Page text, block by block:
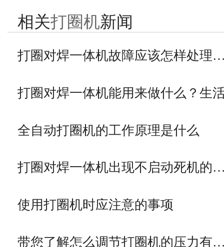
相关打圈机新闻
打圈对焊一体机故障应该怎样处理
打圈对焊一体机能用来做什么？生
全自动打圈机的工作原理是什么
打圈对焊一体机出现不启动死机的
使用打圈机时应注意的事项
带您了解怎么调节打圈机的压力有